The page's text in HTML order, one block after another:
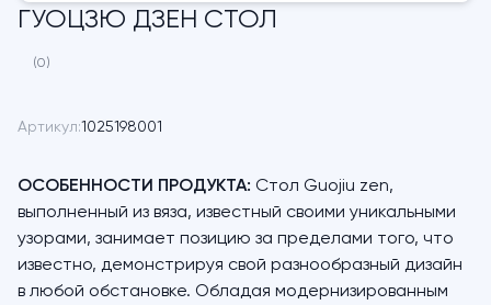
ГУОЦЗЮ ДЗЕН СТОЛ
(0)
Артикул:1025198001
ОСОБЕННОСТИ ПРОДУКТА: Стол Guojiu zen,
выполненный из вяза, известный своими уникальными
узорами, занимает позицию за пределами того, что
известно, демонстрируя свой разнообразный дизайн
в любой обстановке. Обладая модернизированным